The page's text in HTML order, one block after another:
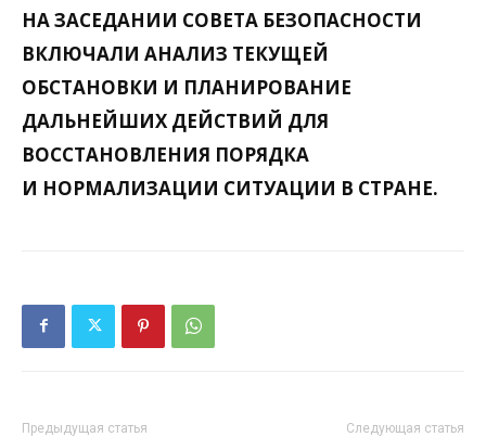
НА ЗАСЕДАНИИ СОВЕТА БЕЗОПАСНОСТИ
ВКЛЮЧАЛИ АНАЛИЗ ТЕКУЩЕЙ
ОБСТАНОВКИ И ПЛАНИРОВАНИЕ
ДАЛЬНЕЙШИХ ДЕЙСТВИЙ ДЛЯ
ВОССТАНОВЛЕНИЯ ПОРЯДКА
И НОРМАЛИЗАЦИИ СИТУАЦИИ В СТРАНЕ.
Предыдущая статья Следующая статья